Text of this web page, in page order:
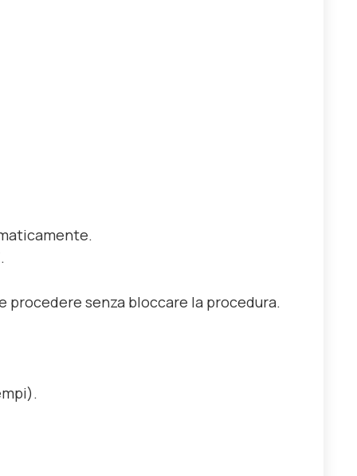
senza bloccare la procedura.